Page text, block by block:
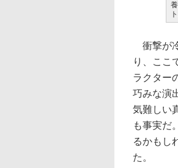
衝撃が
り、ここ
ラクター
巧みな演
気難しい
も事実だ
るかもし
た。